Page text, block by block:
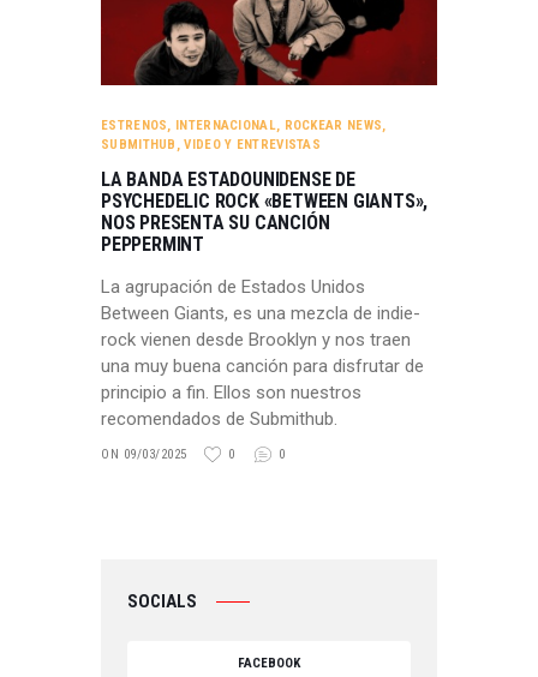
ESTRENOS, INTERNACIONAL, ROCKEAR NEWS,
SUBMITHUB ,VIDEO Y ENTREVISTAS
LA BANDA ESTADOUNIDENSE DE
PSYCHEDELIC ROCK «BETWEEN GIANTS»,
NOS PRESENTA SU CANCIÓN
PEPPERMINT
La agrupación de Estados Unidos
Between Giants, es una mezcla de indie-
rock vienen desde Brooklyn y nos traen
una muy buena canción para disfrutar de
principio a fin. Ellos son nuestros
recomendados de Submithub.
ON 09/03/2025 0 0
SOCIALS
FACEBOOK